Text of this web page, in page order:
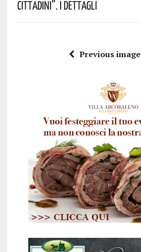
Cittadini”. I Dettagli
Previous image